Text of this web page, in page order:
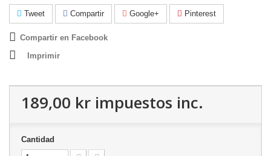
Tweet Compartir Google+ Pinterest
Compartir en Facebook
Imprimir
189,00 kr impuestos inc.
Cantidad